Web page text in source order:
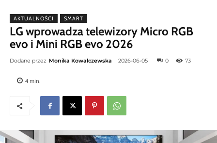
AKTUALNOŚCI SMART
LG wprowadza telewizory Micro RGB
evo i Mini RGB evo 2026
Dodane przez Monika Kowalczewska 2026-06-05 0 73
4 min.